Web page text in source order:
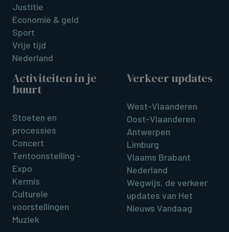
Justitie
Economie & geld
Sport
Vrije tijd
Nederland
Activiteiten in je
buurt
Stoeten en
processies
Concert
Tentoonstelling -
Expo
Kermis
Culturele
voorstellingen
Muziek
Verkeer updates
West-Vlaanderen
Oost-Vlaanderen
Antwerpen
Limburg
Vlaams Brabant
Nederland
Wegwijs, de verkeer
updates van Het
Nieuws Vandaag